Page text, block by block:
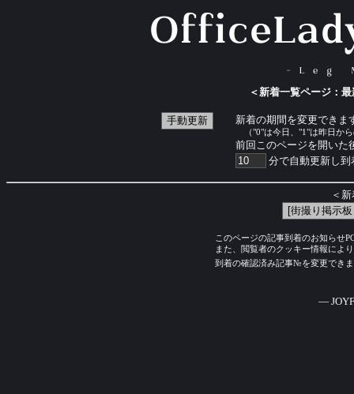
＜新着一覧ページ：
新着の期間を変更でき
（"0"は今日、"1"は昨日か
前回このページを開いた
分で自動更新し
＜
このページの記事到着のお知らせ
また、閲覧者のクッキー情報によ
到着の確認済み記事№を変更でき
―